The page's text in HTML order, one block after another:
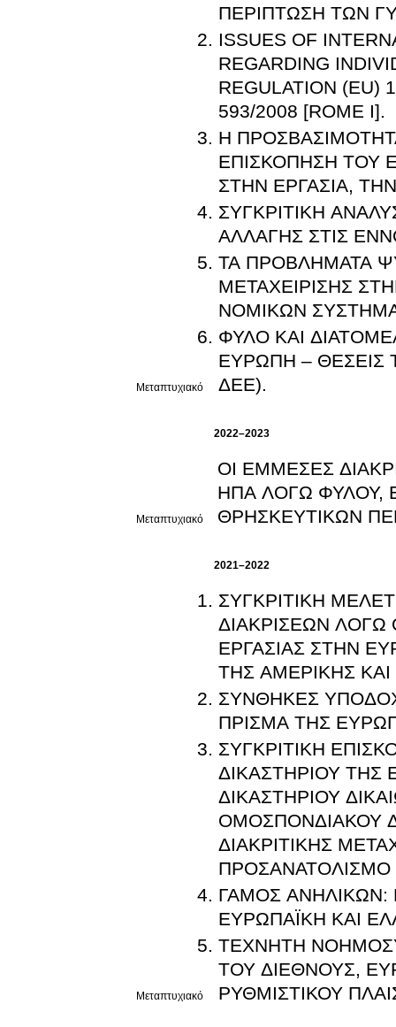
Μεταπτυχιακό
ΠΕΡΙΠΤΩΣΗ ΤΩΝ
ISSUES OF
REGARDING
REGULATION (EU)
593/2008 [ROME I].
Η
ΕΠΙΣΚΟΠΗΣΗ ΤΟΥ
ΣΤΗΝ ΕΡΓΑΣΙΑ,
ΣΥΓΚΡΙΤΙΚΗ
ΑΛΛΑΓΗΣ ΣΤΙΣ
ΤΑ ΠΡΟΒΛΗΜΑΤΑ
ΜΕΤΑΧΕΙΡΙΣΗΣ
ΝΟΜΙΚΩΝ
ΦΥΛΟ ΚΑΙ
ΕΥΡΩΠΗ – ΘΕΣΕΙΣ
ΔΕΕ).
2022–2023
Μεταπτυχιακό
ΟΙ ΕΜΜΕΣΕΣ
ΗΠΑ ΛΟΓΩ ΦΥΛΟΥ,
ΘΡΗΣΚΕΥΤΙΚΩΝ
2021–2022
Μεταπτυχιακό
ΣΥΓΚΡΙΤΙΚΗ
ΔΙΑΚΡΙΣΕΩΝ
ΕΡΓΑΣΙΑΣ ΣΤΗΝ
ΤΗΣ ΑΜΕΡΙΚΗΣ
ΣΥΝΘΗΚΕΣ
ΠΡΙΣΜΑ ΤΗΣ
ΣΥΓΚΡΙΤΙΚΗ
ΔΙΚΑΣΤΗΡΙΟΥ
ΔΙΚΑΣΤΗΡΙΟΥ
ΟΜΟΣΠΟΝΔΙΑΚΟΥ
ΔΙΑΚΡΙΤΙΚΗΣ
ΠΡΟΣΑΝΑΤΟΛΙΣΜΟ
ΓΑΜΟΣ ΑΝΗΛΙΚΩΝ:
ΕΥΡΩΠΑΪΚΗ ΚΑΙ
ΤΕΧΝΗΤΗ
ΤΟΥ ΔΙΕΘΝΟΥΣ,
ΡΥΘΜΙΣΤΙΚΟΥ